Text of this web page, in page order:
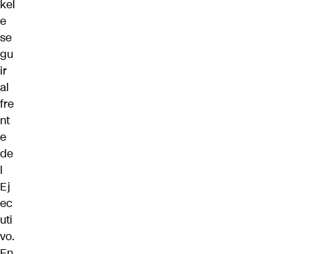
kel
e
se
gu
ir
al
fre
nt
e
de
l
Ej
ec
uti
vo.